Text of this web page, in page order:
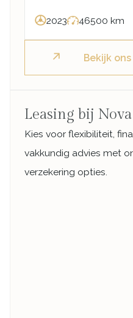
2023 46500 km
Bekijk
Leasing bij
Kies voor flexibiliteit,
vakkundig advies met
verzekering opties.